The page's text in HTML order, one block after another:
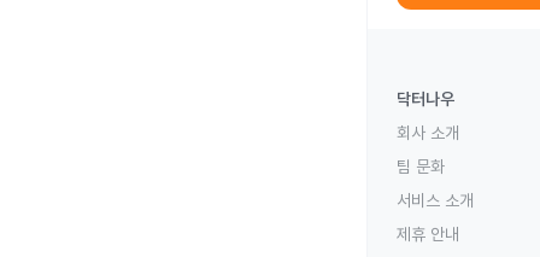
닥터나우
회사 소개
팀 문화
서비스 소개
제휴 안내